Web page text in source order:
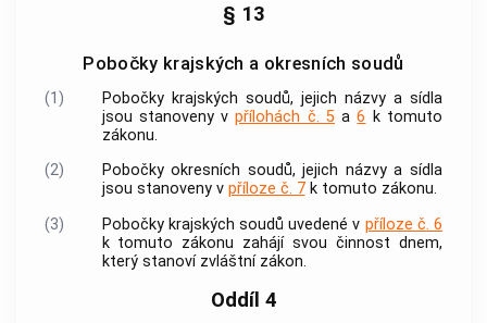
§ 13
Pobočky krajských a okresních soudů
(1)
Pobočky krajských soudů, jejich názvy a sídla
jsou stanoveny vpřílohách č. 5a6 k tomuto
zákonu.
(2)
Pobočky okresních soudů, jejich názvy a sídla
jsou stanoveny v příloze č. 7k tomuto zákonu.
(3)
Pobočky krajských soudů uvedené v příloze č. 6
k tomuto zákonu zahájí svou činnost dnem,
který stanoví zvláštní zákon.
Oddíl 4